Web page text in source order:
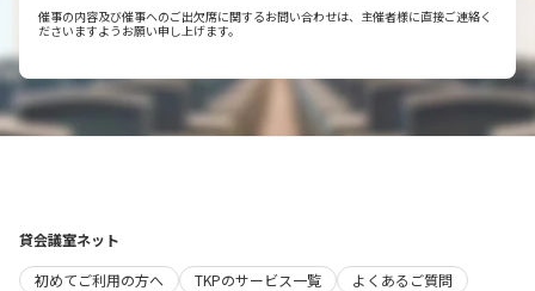
催事の内容及び催事へのご出欠席に関するお問い合わせは、主催者様に直接ご連絡く
ださいますようお願い申し上げます。
貸会議室ネット
初めてご利用の方へ
TKPのサービス一覧
よくあるご質問